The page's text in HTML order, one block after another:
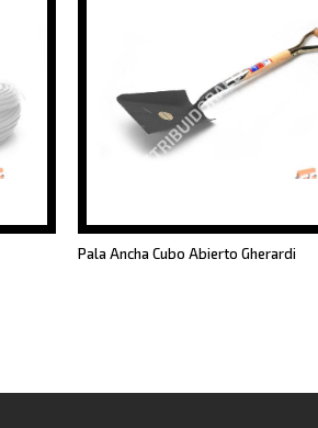
Pala Ancha Cubo Abierto Gherardi